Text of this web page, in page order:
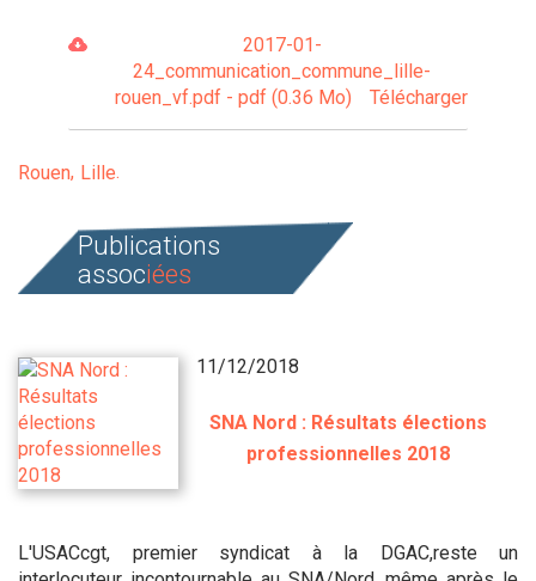
2017-01-
24_communication_commune_lille-
rouen_vf.pdf - pdf (0.36 Mo)
Télécharger
Rouen Lille
Publications
associées
11/12/2018
SNA Nord : Résultats élections
professionnelles 2018
L'USACcgt, premier syndicat à la DGAC,reste un